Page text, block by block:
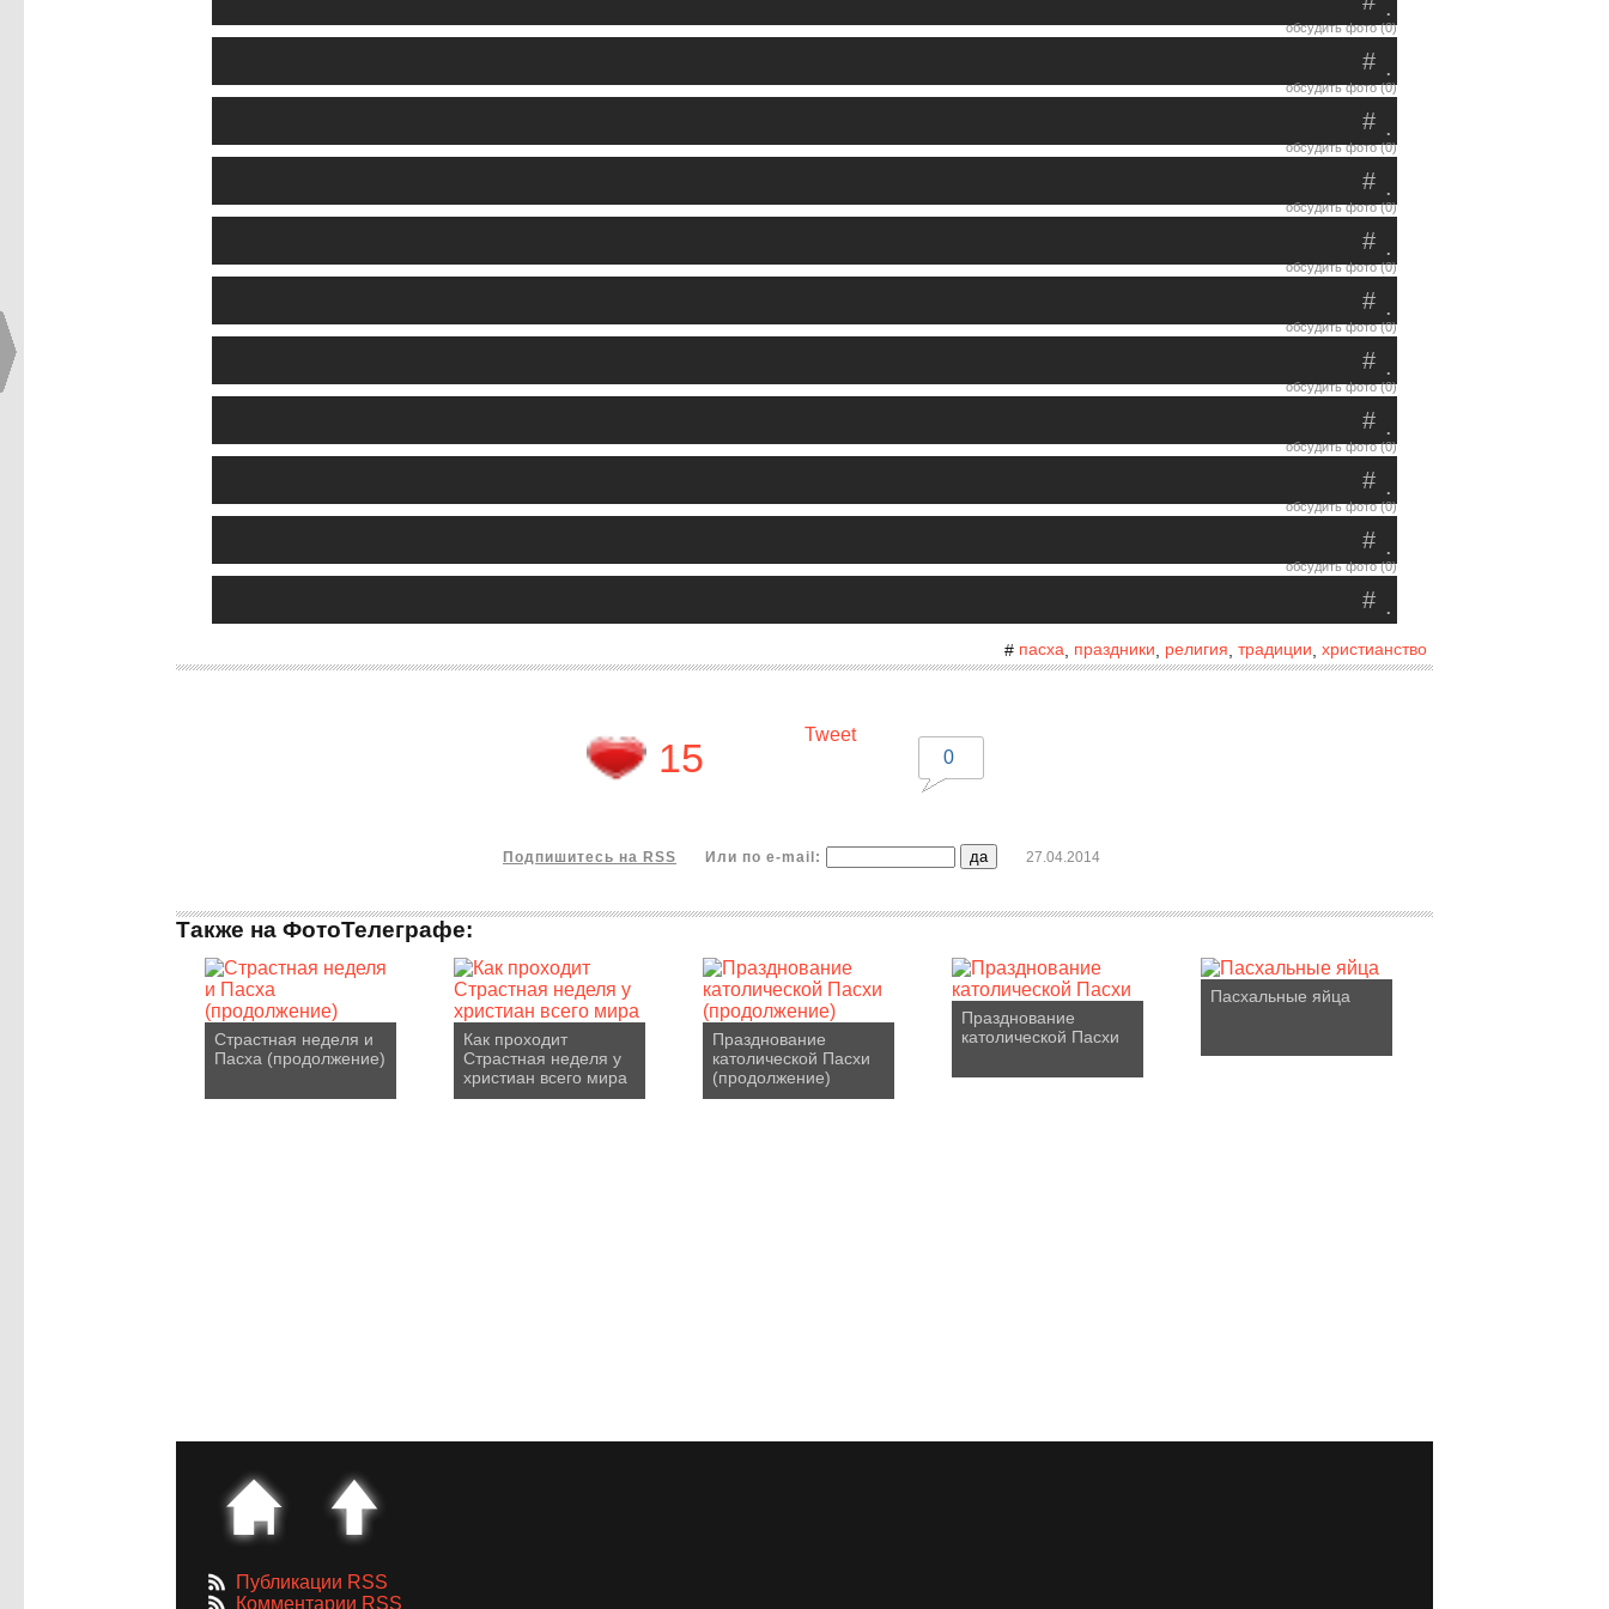
.
обсудить фото (0)
.
#
обсудить фото (0)
.
#
обсудить фото (0)
.
#
обсудить фото (0)
.
#
обсудить фото (0)
.
#
обсудить фото (0)
.
#
обсудить фото (0)
.
#
обсудить фото (0)
.
#
обсудить фото (0)
.
#
обсудить фото (0)
.
#
# пасха праздники религия традиции христианство
15
Tweet
0
Подпишитесь на RSS Или по e-mail: 27.04.2014
Также на ФотоТелеграфе:
Страстная неделя и
Пасха (продолжение)
Как проходит
Страстная неделя у
христиан всего мира
Празднование
католической Пасхи
(продолжение)
Празднование
католической Пасхи
Пасхальные яйца
Публикации RSS
Комментарии RSS